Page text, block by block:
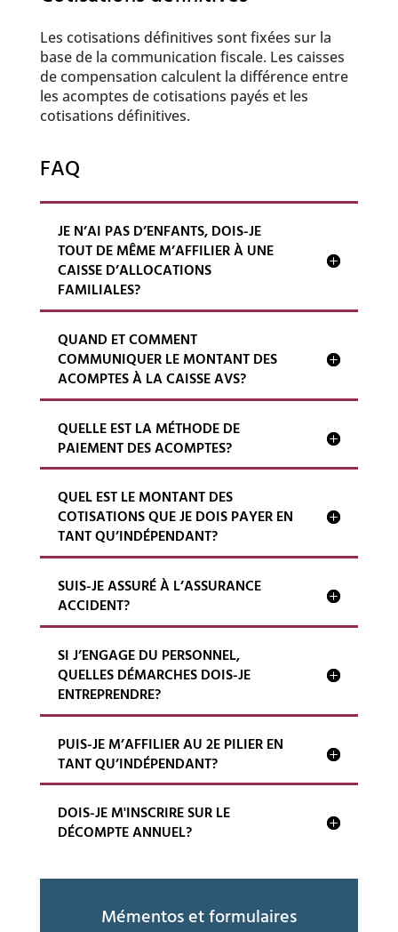
Les cotisations définitives sont fixées sur la
base de la communication fiscale. Les caisses
de compensation calculent la différence entre
les acomptes de cotisations payés et les
cotisations définitives.
FAQ
JE N’AI PAS D’ENFANTS, DOIS-JE
TOUT DE MÊME M’AFFILIER À UNE
CAISSE D’ALLOCATIONS
FAMILIALES?
QUAND ET COMMENT
COMMUNIQUER LE MONTANT DES
ACOMPTES À LA CAISSE AVS?
QUELLE EST LA MÉTHODE DE
PAIEMENT DES ACOMPTES?
QUEL EST LE MONTANT DES
COTISATIONS QUE JE DOIS PAYER EN
TANT QU’INDÉPENDANT?
SUIS-JE ASSURÉ À L’ASSURANCE
ACCIDENT?
SI J’ENGAGE DU PERSONNEL,
QUELLES DÉMARCHES DOIS-JE
ENTREPRENDRE?
PUIS-JE M’AFFILIER AU 2E PILIER EN
TANT QU’INDÉPENDANT?
DOIS-JE M'INSCRIRE SUR LE
DÉCOMPTE ANNUEL?
Mémentos et formulaires